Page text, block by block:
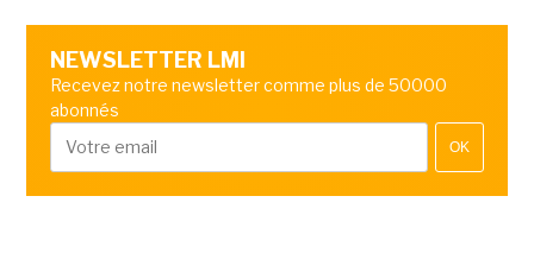
NEWSLETTER LMI
Recevez notre newsletter comme plus de 50000
abonnés
OK